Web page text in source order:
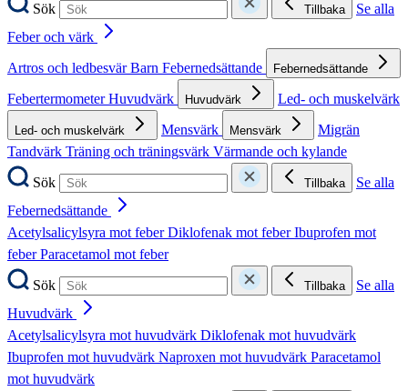
Sök
Tillbaka
Se alla
Feber och värk
Artros och ledbesvärBarn Febernedsättande Febernedsättande
FebertermometerHuvudvärk Huvudvärk Led- och muskelvärk
Led- och muskelvärk Mensvärk Mensvärk
Migrän
Tandvärk Träning och träningsvärk Värmande och kylande
Sök
Tillbaka
Se alla
Febernedsättande
Acetylsalicylsyra mot feberDiklofenak mot feberIbuprofen mot
feberParacetamol mot feber
Sök
Tillbaka
Se alla
Huvudvärk
Acetylsalicylsyra mot huvudvärk Diklofenak mot huvudvärk
Ibuprofen mot huvudvärk Naproxen mot huvudvärk Paracetamol
mot huvudvärk